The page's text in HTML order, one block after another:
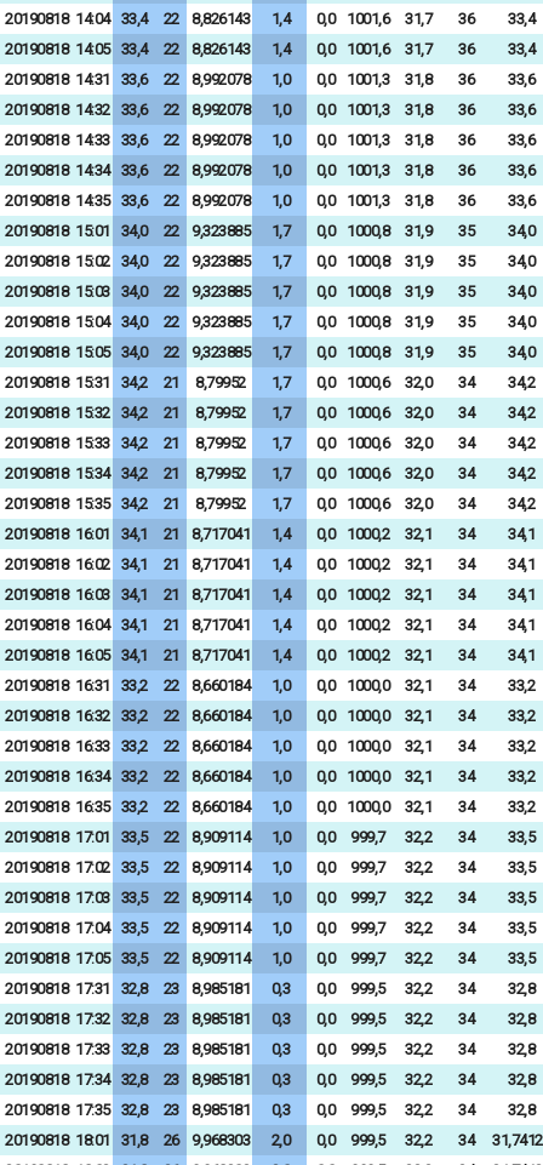
20190818 14:04 33,4 22 8,826143 1,4 0,0 1001,6 31,7 36
33,4
20190818 14:05 33,4 22 8,826143 1,4 0,0 1001,6 31,7 36
33,4
20190818 14:31 33,6 22 8,992078 1,0 0,0 1001,3 31,8 36
33,6
20190818 14:32 33,6 22 8,992078 1,0 0,0 1001,3 31,8 36
33,6
20190818 14:33 33,6 22 8,992078 1,0 0,0 1001,3 31,8 36
33,6
20190818 14:34 33,6 22 8,992078 1,0 0,0 1001,3 31,8 36
33,6
20190818 14:35 33,6 22 8,992078 1,0 0,0 1001,3 31,8 36
33,6
20190818 15:01 34,0 22 9,323885 1,7 0,0 1000,8 31,9 35
34,0
20190818 15:02 34,0 22 9,323885 1,7 0,0 1000,8 31,9 35
34,0
20190818 15:03 34,0 22 9,323885 1,7 0,0 1000,8 31,9 35
34,0
20190818 15:04 34,0 22 9,323885 1,7 0,0 1000,8 31,9 35
34,0
20190818 15:05 34,0 22 9,323885 1,7 0,0 1000,8 31,9 35
34,0
20190818 15:31 34,2 21 8,79952 1,7 0,0 1000,6 32,0 34
34,2
20190818 15:32 34,2 21 8,79952 1,7 0,0 1000,6 32,0 34
34,2
20190818 15:33 34,2 21 8,79952 1,7 0,0 1000,6 32,0 34
34,2
20190818 15:34 34,2 21 8,79952 1,7 0,0 1000,6 32,0 34
34,2
20190818 15:35 34,2 21 8,79952 1,7 0,0 1000,6 32,0 34
34,2
20190818 16:01 34,1 21 8,717041 1,4 0,0 1000,2 32,1 34
34,1
20190818 16:02 34,1 21 8,717041 1,4 0,0 1000,2 32,1 34
34,1
20190818 16:03 34,1 21 8,717041 1,4 0,0 1000,2 32,1 34
34,1
20190818 16:04 34,1 21 8,717041 1,4 0,0 1000,2 32,1 34
34,1
20190818 16:05 34,1 21 8,717041 1,4 0,0 1000,2 32,1 34
34,1
20190818 16:31 33,2 22 8,660184 1,0 0,0 1000,0 32,1 34
33,2
20190818 16:32 33,2 22 8,660184 1,0 0,0 1000,0 32,1 34
33,2
20190818 16:33 33,2 22 8,660184 1,0 0,0 1000,0 32,1 34
33,2
20190818 16:34 33,2 22 8,660184 1,0 0,0 1000,0 32,1 34
33,2
20190818 16:35 33,2 22 8,660184 1,0 0,0 1000,0 32,1 34
33,2
20190818 17:01 33,5 22 8,909114 1,0 0,0 999,7 32,2 34
33,5
20190818 17:02 33,5 22 8,909114 1,0 0,0 999,7 32,2 34
33,5
20190818 17:03 33,5 22 8,909114 1,0 0,0 999,7 32,2 34
33,5
20190818 17:04 33,5 22 8,909114 1,0 0,0 999,7 32,2 34
33,5
20190818 17:05 33,5 22 8,909114 1,0 0,0 999,7 32,2 34
33,5
20190818 17:31 32,8 23 8,985181 0,3 0,0 999,5 32,2 34
32,8
20190818 17:32 32,8 23 8,985181 0,3 0,0 999,5 32,2 34
32,8
20190818 17:33 32,8 23 8,985181 0,3 0,0 999,5 32,2 34
32,8
20190818 17:34 32,8 23 8,985181 0,3 0,0 999,5 32,2 34
32,8
20190818 17:35 32,8 23 8,985181 0,3 0,0 999,5 32,2 34
32,8
20190818 18:01 31,8 26 9,968303 2,0 0,0 999,5 32,2 34